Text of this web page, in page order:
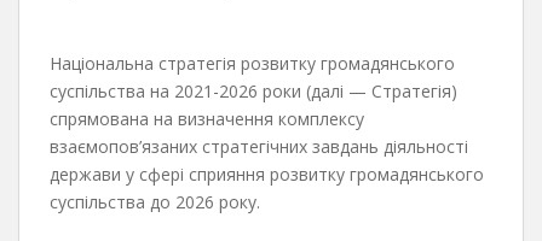
Національна стратегія розвитку громадянського
суспільства на 2021-2026 роки (далі — Стратегія)
спрямована на визначення комплексу
взаємопов’язаних стратегічних завдань діяльності
держави у сфері сприяння розвитку громадянського
суспільства до 2026 року.